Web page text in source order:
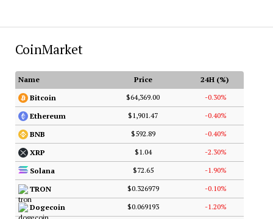
CoinMarket
Name Price
24H (%)
Bitcoin
$64,369.00 -0.30%
Ethereum $1,901.47 -0.40%
BNB $592.89 -0.40%
XRP $1.04 -2.30%
Solana $72.65 -1.90%
TRON $0.326979 -0.10%
Dogecoin $0.069193 -1.20%